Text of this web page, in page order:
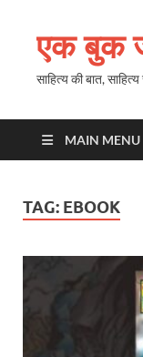
एक बुक
साहित्य की बात,
MAIN MENU
TAG: EBOOK